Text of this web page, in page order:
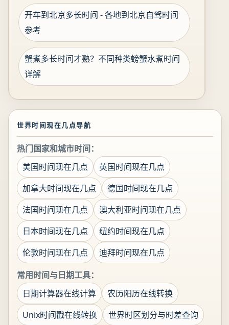
开车到北京多长时间 - 各地到北京自驾时间
参考
蟹煮多长时间才熟？不同种类螃蟹水煮时间
详解
世界时间现在几点导航
热门国家和城市时间：
美国时间现在几点
英国时间现在几点
加拿大时间现在几点
德国时间现在几点
法国时间现在几点
澳大利亚时间现在几点
日本时间现在几点
纽约时间现在几点
伦敦时间现在几点
迪拜时间现在几点
常用时间与日期工具：
日期计算器在线计算
农历阳历在线转换
Unix时间戳在线转换
世界时区划分与时差查询